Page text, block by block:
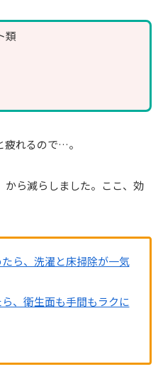
類
疲れるので…。
から減らしました。ここ、効
ら、洗濯と床掃除が一気
、衛生面も手間もラクに